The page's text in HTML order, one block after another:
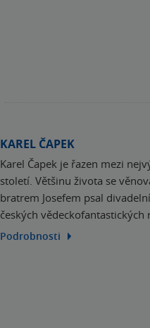
KAREL ČAPEK
Karel Čapek je řazen mezi
století. Většinu života se
bratrem Josefem psal
českých vědeckofantastických
Podrobnosti